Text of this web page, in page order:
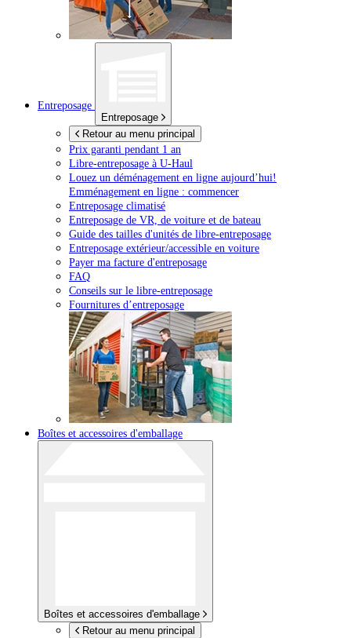
Entreposage
Entreposage
Retour au menu principal
Prix garanti pendant 1 an
Libre-entreposage à U-Haul
Louez un déménagement en ligne aujourd’hui!
Emménagement en ligne : commencer
Entreposage climatisé
Entreposage de VR, de voiture et de bateau
Guide des tailles d'unités de libre-entreposage
Entreposage extérieur/accessible en voiture
Payer ma facture d'entreposage
FAQ
Conseils sur le libre-entreposage
Fournitures d’entreposage
Boîtes et accessoires d'emballage
Boîtes et accessoires d'emballage
Retour au menu principal